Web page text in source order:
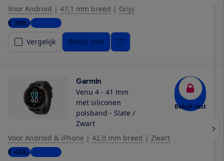
Voor Android | 47,1 mm breed | Grijs
€ 349,-5 winkels
Vergelijk
Bekijk snel
Garmin
Venu 4 - 41 mm
met siliconen
polsband - Slate /
Zwart
Bekijk test
Voor Android & iPhone | 42,0 mm breed | Zwart
€ 434,-8 winkels